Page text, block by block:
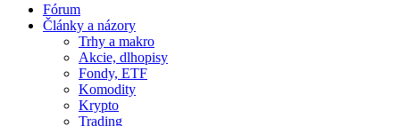
Fórum
Články a názory
Trhy a makro
Akcie, dlhopisy
Fondy, ETF
Komodity
Krypto
Trading